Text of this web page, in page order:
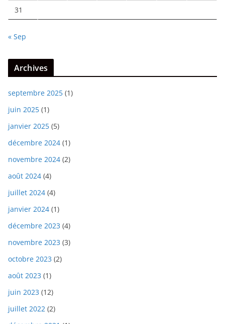
31
« Sep
Archives
septembre 2025 (1)
juin 2025 (1)
janvier 2025 (5)
décembre 2024 (1)
novembre 2024 (2)
août 2024 (4)
juillet 2024 (4)
janvier 2024 (1)
décembre 2023 (4)
novembre 2023 (3)
octobre 2023 (2)
août 2023 (1)
juin 2023 (12)
juillet 2022 (2)